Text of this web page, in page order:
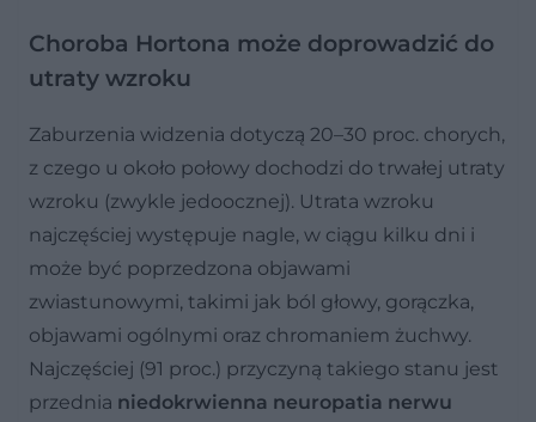
Choroba Hortona może doprowadzić do
utraty wzroku
Zaburzenia widzenia dotyczą 20–30 proc. chorych,
z czego u około połowy dochodzi do trwałej utraty
wzroku (zwykle jedoocznej). Utrata wzroku
najczęściej występuje nagle, w ciągu kilku dni i
może być poprzedzona objawami
zwiastunowymi, takimi jak ból głowy, gorączka,
objawami ogólnymi oraz chromaniem żuchwy.
Najczęściej (91 proc.) przyczyną takiego stanu jest
przednia niedokrwienna neuropatia nerwu